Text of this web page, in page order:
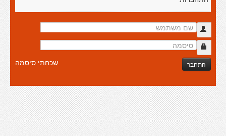
התחבר שכחתי סיסמה